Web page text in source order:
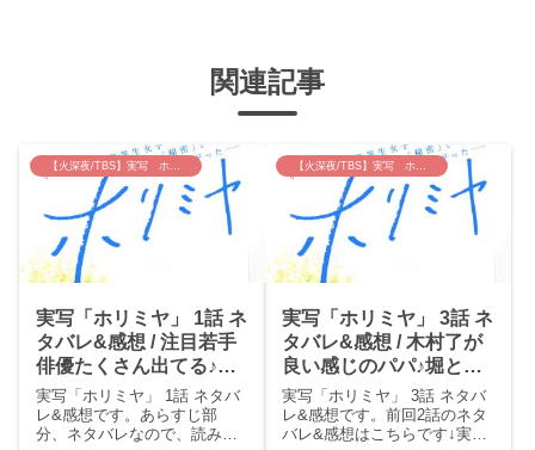
関連記事
実写「ホリミヤ」 1話 ネ
タバレ&感想 / 注目若手
俳優たくさん出てる♪原
作読んでないですが楽し
めそうです。
実写「ホリミヤ」 1話 ネタバ
レ&感想です。あらすじ部
分、ネタバレなので、読みた
実写「ホリミヤ」 3話 ネ
タバレ&感想 / 木村了が
良い感じのパパ♪堀と宮
村も付き合うことになり
今回もきゅんでした(〃
▽〃)
実写「ホリミヤ」 3話 ネタバ
レ&感想です。前回2話のネタ
バレ&感想はこちらです↓実写